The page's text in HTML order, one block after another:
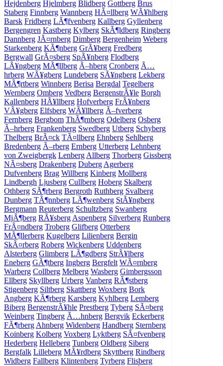
Hejdenberg Hjelmberg Blidberg Gottberg Brus
Staberg Finnberg Wannberg HÃ¤llberg WÃ¥hlberg
Barsk Fridberg LÃ¶fvenberg Kallberg Gyllenberg
Bergengren Kastberg Kylberg SkÃ¶ldberg Ringberg
Dannberg JÃ¤rnberg Dimberg Bergenheim Weberg
Starkenberg KÃ¶nberg GrÃ¥berg Fredberg
Bergwall GrÃ¤sberg SpÃ¥nberg Flodberg
LÃ¥ngberg MÃ¶llberg Ã–hberg Cronberg Ã…
hrberg WÃ¥gberg Lundeberg SÃ¥ngberg Lekberg
MÃ¶rtberg Winnberg Berisa Bergdal Tegelberg
Wernberg Omberg Vedberg BergenstrÃ¥le Borgh
Kallenberg HÃ¥llberg Hofverberg FrÃ¥nberg
VÃ¥gberg Elfsberg WÃ¥llberg Ã–fverberg
Fernberg Bergbom ThÃ¶rnberg Odelberg Osberg
Ã–hrberg Frankenberg Swedberg Utberg Schyberg
Thelberg BrÃ¤ck TÃ¤llberg Ehnberg Sehlberg
Bredenberg Ã–rberg Ernberg Utterberg Lehnberg
von Zweigbergk Lenberg Allberg Thorberg Gissberg
NÃ¤sberg Drakenberg Duberg Agerberg
Dufvenberg Brag Willberg Kinberg Mollberg
Lindbergh Ljusberg Cullberg Hoberg Skalberg
Othberg SÃ¶rberg Bergroth Ruthberg Svalberg
Dunberg TÃ¶nnberg LÃ¶wenberg StÃ¥ngberg
Bergmann Reuterberg Schultzberg Swanberg
MjÃ¶berg RÃ¥sberg Aspenberg Silverberg Runberg
FrÃ¤ndberg Troberg Glifberg Otterberg
MÃ¶llerberg Kugelberg Lilienberg Bergin
SkÃ¤rberg Roberg Wickenberg Uddenberg
Alsterberg Glimberg LÃ¶gdberg StrÃ¥lberg
Eneberg GÃ¶tberg Ingberg Bergfelt WÃ¤rnberg
Warberg Collberg Melberg Wasberg Gimbergsson
Ellberg Skyllberg Urberg Vanberg RÃ¶stberg
Stigenberg Siltberg Skattberg Woxberg Bork
Angberg KÃ¶rberg Karsberg Kyhlberg Lemberg
Biberg BergenstrÃ¥hle Prestberg Tyberg SÃ¤berg
Weinberg Tingberg Ã…hnberg Bergvik Eckerberg
FÃ¶rberg Ahnberg Widenberg Handberg Sternberg
Koinberg Kolberg Voxberg Lyktberg SÃ¤fvenberg
Hederberg Helleberg Tunberg Oldberg Siberg
Bergfalk Lilleberg MÃ¥rdberg Skyttberg Rindberg
Widberg Fallberg Klintenberg Tyrberg Flisberg